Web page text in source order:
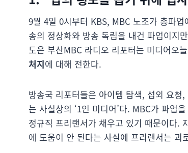
9월 4일 0시부터 KBS, MBC 노조가 총파
송의 정상화와 방송 독립을 내건 파업이지
도은 부산MBC 라디오 리포터는 미디어오
처지에 대해 전한다.
방송국 리포터들은 아이템 탐색, 섭외 요
는 사실상의 ‘1인 미디어’다. MBC가 파업
정규직 프리랜서가 채우고 있기 때문이다.
에 도움이 안 된다는 사실에 프리랜서는 괴